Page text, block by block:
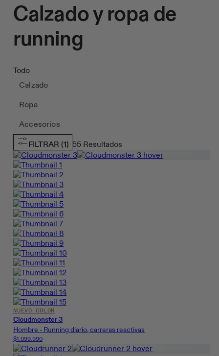
Calzado y ropa de
running
Todo
Calzado
Ropa
Accesorios
FILTRAR (1) 55 Resultados
NUEVO COLOR
Cloudmonster 3
Hombre - Running diario, carreras reactivas
$1.099.990